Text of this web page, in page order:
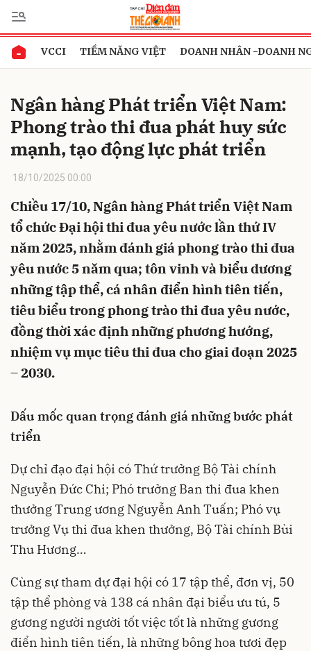
VCCI TIỀM NĂNG VIỆT DOANH NHÂN -DOANH
Ngân hàng Phát triển Việt Nam:
Phong trào thi đua phát huy sức
mạnh, tạo động lực phát triển
18/10/2025 00:00
Chiều 17/10, Ngân hàng Phát triển Việt Nam
tổ chức Đại hội thi đua yêu nước lần thứ IV
năm 2025, nhằm đánh giá phong trào thi đua
yêu nước 5 năm qua; tôn vinh và biểu dương
những tập thể, cá nhân điển hình tiên tiến,
tiêu biểu trong phong trào thi đua yêu nước,
đồng thời xác định những phương hướng,
nhiệm vụ mục tiêu thi đua cho giai đoạn 2025
– 2030.
Dấu mốc quan trọng đánh giá những bước phát
triển
Dự chỉ đạo đại hội có Thứ trưởng Bộ Tài chính
Nguyễn Đức Chi; Phó trưởng Ban thi đua khen
thưởng Trung ương Nguyễn Anh Tuấn; Phó vụ
trưởng Vụ thi đua khen thưởng, Bộ Tài chính Bùi
Thu Hương…
Cùng sự tham dự đại hội có 17 tập thể, đơn vị, 50
tập thể phòng và 138 cá nhân đại biểu ưu tú, 5
gương người người tốt việc tốt là những gương
điển hình tiên tiến, là những bông hoa tươi đẹp
Gửi bình luận
Hủy Gửi